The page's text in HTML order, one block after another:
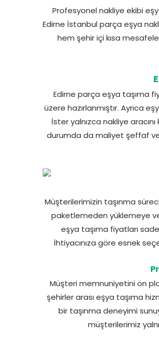
Profesyonel nakliye ekibi
Edirne İstanbul parça eşya
hem şehir içi kısa
Edirne parça eşya taşıma
üzere hazırlanmıştır. Ayrıca
İster yalnızca nakliye
durumda da maliyet şeffaf
Müşterilerimizin taşınma
paketlemeden yüklemeye
eşya taşıma fiyatları
İhtiyacınıza göre esnek
Müşteri memnuniyetini ön
şehirler arası eşya taşıma
bir taşınma deneyimi
müşterilerimiz